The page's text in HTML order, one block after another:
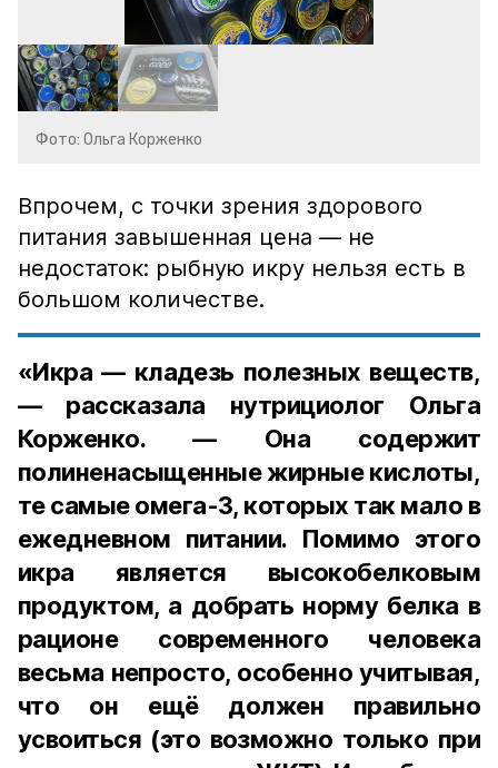
Фото: Ольга Корженко
Впрочем, с точки зрения здорового
питания завышенная цена — не
недостаток: рыбную икру нельзя есть в
большом количестве.
«Икра — кладезь полезных веществ,
— рассказала нутрициолог Ольга
Корженко. — Она содержит
полиненасыщенные жирные кислоты,
те самые омега-3, которых так мало в
ежедневном питании. Помимо этого
икра является высокобелковым
продуктом, а добрать норму белка в
рационе современного человека
весьма непросто, особенно учитывая,
что он ещё должен правильно
усвоиться (это возможно только при